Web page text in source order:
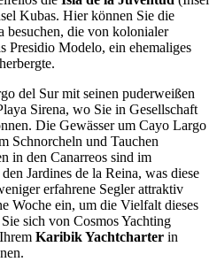
Kubas. Hier können Sie die
besuchen, die von kolonialer
Presidio Modelo, ein ehemaliges
del Sur mit seinen puderweißen
Sirena, wo Sie in Gesellschaft
Die Gewässer um Cayo Largo
Schnorcheln und Tauchen
in den Canarreos sind im
Jardines de la Reina, was diese
erfahrene Segler attraktiv
Woche ein, um die Vielfalt dieses
sich von Cosmos Yachting
Karibik Yachtcharter in